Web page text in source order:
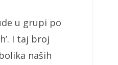
u grupi po
I taj broj
naših